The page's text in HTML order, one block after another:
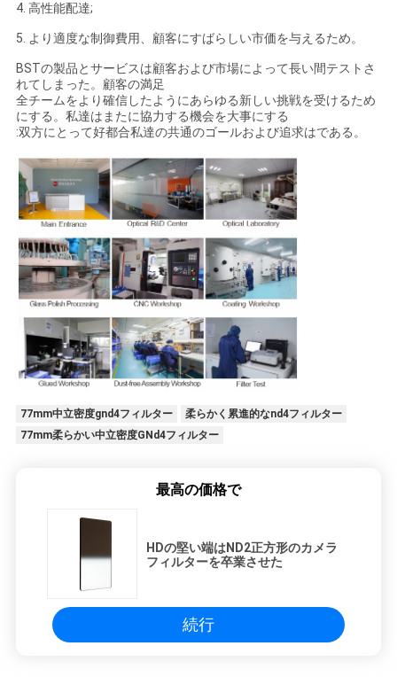
4. 高性能配達;
5. より適度な制御費用、顧客にすばらしい市価を与えるため。
BSTの製品とサービスは顧客および市場によって長い間テストさ
れてしまった。顧客の満足
全チームをより確信したようにあらゆる新しい挑戦を受けるため
にする。私達はまたに協力する機会を大事にする
:双方にとって好都合私達の共通のゴールおよび追求はである。
77mm中立密度gnd4フィルター
柔らかく累進的なnd4フィルター
77mm柔らかい中立密度GNd4フィルター
最高の価格で
HDの堅い端はND2正方形のカメラ
フィルターを卒業させた
続行